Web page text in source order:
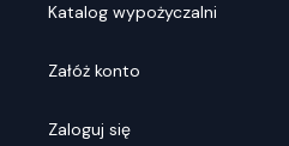
Katalog wypożyczalni
Załóż konto
Zaloguj się